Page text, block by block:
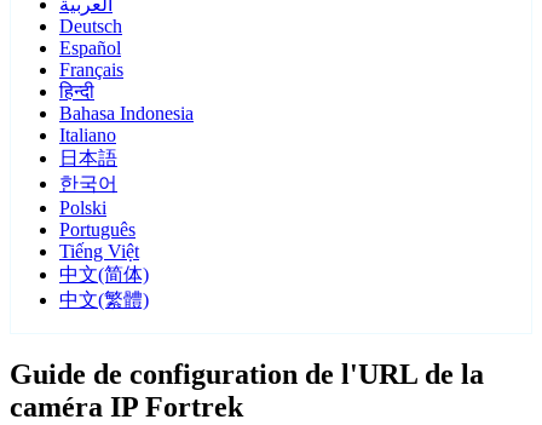
العربية
Deutsch
Español
Français
हिन्दी
Bahasa Indonesia
Italiano
日本語
한국어
Polski
Português
Tiếng Việt
中文(简体)
中文(繁體)
Guide de configuration de l'URL de la
caméra IP Fortrek